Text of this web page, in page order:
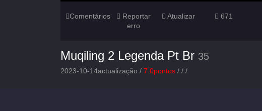
Comentários
Reportar
erro
Atualizar 671
Muqiling 2 Legenda Pt Br 35
2023-10-14actualização / 7.0pontos / / /